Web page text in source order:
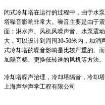
闭式冷却塔在运行的过程中，由于水
塔噪音影响非常大。噪音主要是由于
面：淋水声、风机风噪声音、水泵震
大，可以设计到周围30-50米内，加消
式冷却塔的噪音影响是比较严重的。
加隔音棉、更换低转速的风机等方法。
冷却塔噪声治理，冷却塔隔音，冷却
上海声华声学工程有限公司